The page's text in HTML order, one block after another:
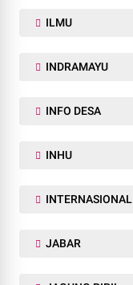
ILMU
INDRAMAYU
INFO DESA
INHU
INTERNASIONAL
JABAR